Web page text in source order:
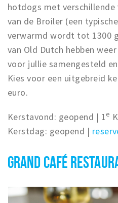
hotdogs met
van de Broiler (een
verwarmd wordt tot 1300
van Old Dutch hebben
voor jullie samengesteld
Kies voor een uitgebreid
euro.
Kerstavond: geopend | 1e
Kerstdag: geopend |
GRAND CAFÉ